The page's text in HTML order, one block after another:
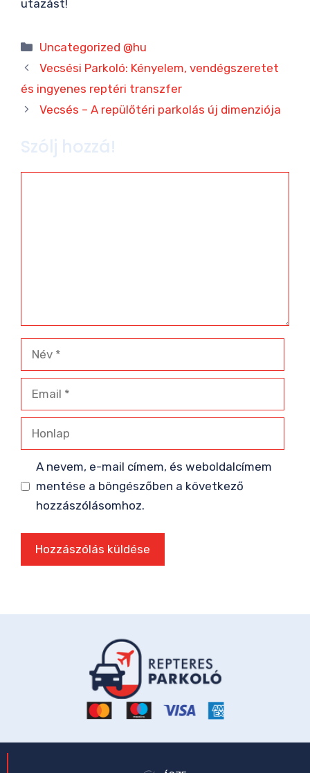
utazást!
Kategória
Uncategorized @hu
Vecsési Parkoló: Kényelem, vendégszeretet
és ingyenes reptéri transzfer
Vecsés – A repülőtéri parkolás új dimenziója
Szólj hozzá!
Név
Email
Honlap
A nevem, e-mail címem, és weboldalcímem
mentése a böngészőben a következő
hozzászólásomhoz.